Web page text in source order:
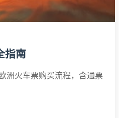
指南
洲火车票购买流程，含通票